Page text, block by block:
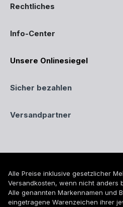
Rechtliches
Info-Center
Unsere Onlinesiegel
Sicher bezahlen
Versandpartner
Alle Preise inklusive gesetzlicher
Versandkosten, wenn nicht anders
Alle genannten Markennamen und
eingetragene Warenzeichen ihrer